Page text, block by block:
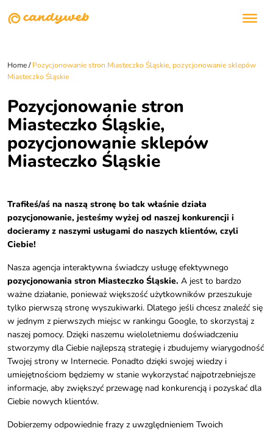
Home/Pozycjonowanie stron Miasteczko Śląskie, pozycjonowanie sklepów
Miasteczko Śląskie
Pozycjonowanie stron
Miasteczko Śląskie,
pozycjonowanie sklepów
Miasteczko Śląskie
Trafiłeś/aś na naszą stronę bo tak właśnie działa
pozycjonowanie, jesteśmy wyżej od naszej konkurencji i
docieramy z naszymi usługami do naszych klientów, czyli
Ciebie!
Nasza agencja interaktywna świadczy usługę efektywnego
pozycjonowania stron Miasteczko Śląskie. A jest to bardzo
ważne działanie, ponieważ większość użytkowników przeszukuje
tylko pierwszą stronę wyszukiwarki. Dlatego jeśli chcesz znaleźć się
w jednym z pierwszych miejsc w rankingu Google, to skorzystaj z
naszej pomocy. Dzięki naszemu wieloletniemu doświadczeniu
stworzymy dla Ciebie najlepszą strategię i zbudujemy wiarygodność
Twojej strony w Internecie. Ponadto dzięki swojej wiedzy i
umiejętnościom będziemy w stanie wykorzystać najpotrzebniejsze
informacje, aby zwiększyć przewagę nad konkurencją i pozyskać dla
Ciebie nowych klientów.
Dobierzemy odpowiednie frazy z uwzględnieniem Twoich